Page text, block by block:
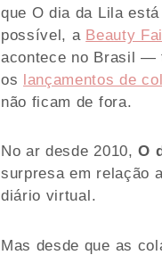
que O dia da Lila
possível, a Beauty
acontece no Brasil —
os lançamentos de
não ficam de fora.
No ar desde 2010,O
surpresa em relação
diário virtual.
Mas desde que as